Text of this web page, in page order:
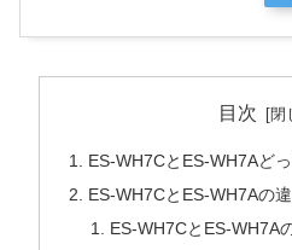
目次
ES-WH7CとES-WH7Aど
ES-WH7CとES-WH7Aの
ES-WH7CとES-WH7A